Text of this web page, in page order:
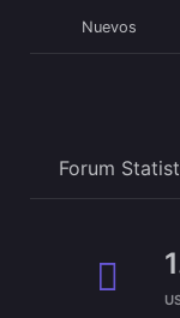
Nuevos
Forum